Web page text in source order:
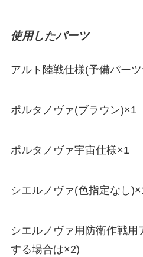
使用したパーツ
アルト陸戦仕様(予備パー
ポルタノヴァ(ブラウン)×1
ポルタノヴァ宇宙仕様×1
シエルノヴァ(色指定なし
シエルノヴァ用防衛作戦
する場合は×2)